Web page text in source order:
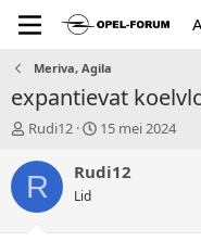
Meriva, Agila
expantievat
T
p
Rudi12
S
a
15 mei 2024
R Rudi12
Lid